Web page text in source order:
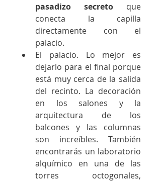
pasadizo secreto que
conecta la capilla
directamente con el
palacio.
El palacio. Lo mejor es
dejarlo para el final porque
está muy cerca de la salida
del recinto. La decoración
en los salones y la
arquitectura de los
balcones y las columnas
son increíbles. También
encontrarás un laboratorio
alquímico en una de las
torres octogonales,